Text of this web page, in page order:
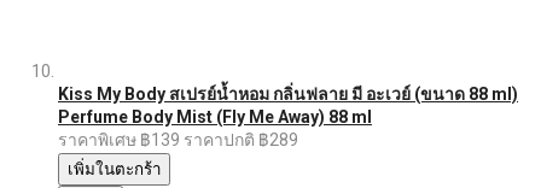
Kiss My Body สเปรย์น้ำหอม กลิ่นฟลาย มี อะเวย์ (ขนาด 88 ml)
Perfume Body Mist (Fly Me Away) 88 ml
ราคาพิเศษ ฿139 ราคาปกติ ฿289
เพิ่มในตะกร้า